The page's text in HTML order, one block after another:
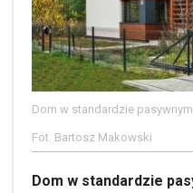
Dom w standardzie
Fot. Bartosz Makowski
Dom w standardzie